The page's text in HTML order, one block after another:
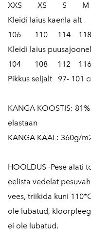
XXS XS S
Kleidi laius
106 110 114
Kleidi laius
104 108 112
Pikkus seljalt 97- 101
KANGA KOOSTIS:
elastaan
KANGA KAAL: 360g/
HOOLDUS -Pese
eelista vedelat
vees, triikida kuni
ole lubatud,
ei ole lubatud.